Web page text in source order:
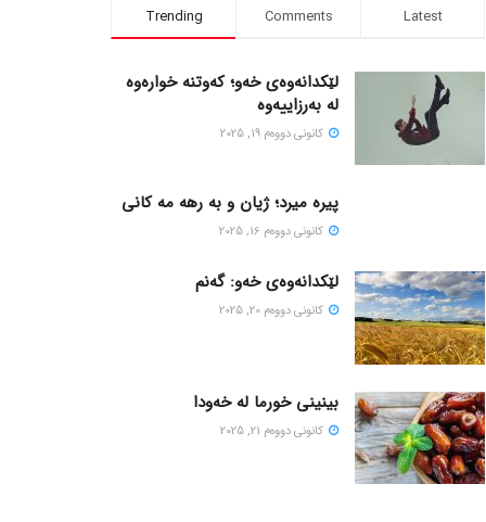
Trending Comments Latest
لێکدانەوەی خەو؛ کەوتنە خوارەوە
لە بەرزاییەوە
كانونی دووه‌م 19, 2025
پیره میرد؛ ژیان و به رهه مه کانی
كانونی دووه‌م 16, 2025
لێکدانەوەی خەو: گەنم
كانونی دووه‌م 20, 2025
بینینی خورما لە خەودا
كانونی دووه‌م 21, 2025